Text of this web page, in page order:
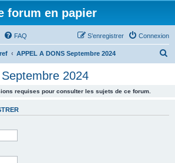
forum en papier
FAQ Connexion
S’enregistrer
APPEL A DONS Septembre 2024
2024
requises pour consulter les sujets de ce forum.